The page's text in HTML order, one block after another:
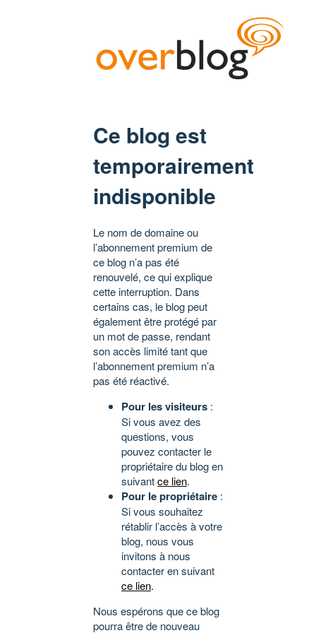
Ce blog est
temporairement
indisponible
Le nom de domaine ou
l’abonnement premium de
ce blog n’a pas été
renouvelé, ce qui explique
cette interruption. Dans
certains cas, le blog peut
également être protégé par
un mot de passe, rendant
son accès limité tant que
l’abonnement premium n’a
pas été réactivé.
Pour les visiteurs :
Si vous avez des
questions, vous
pouvez contacter le
propriétaire du blog en
suivantce lien.
Pour le propriétaire :
Si vous souhaitez
rétablir l’accès à votre
blog, nous vous
invitons à nous
contacter en suivant
ce lien.
Nous espérons que ce blog
pourra être de nouveau